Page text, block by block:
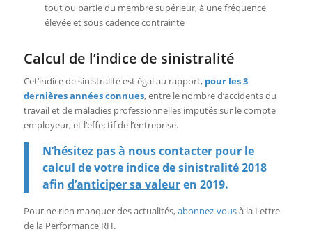
tout ou partie du membre supérieur, à une fréquence
élevée et sous cadence contrainte
Calcul de l’indice de sinistralité
Cet’indice de sinistralité est égal au rapport, pour les 3
dernières années connues, entre le nombre d’accidents du
travail et de maladies professionnelles imputés sur le compte
employeur, et l’effectif de l’entreprise.
N’hésitez pas à nous contacter pour le
calcul de votre indice de sinistralité 2018
afin d’anticiper sa valeuren 2019.
Pour ne rien manquer des actualités,abonnez-vousà la Lettre
de la Performance RH.